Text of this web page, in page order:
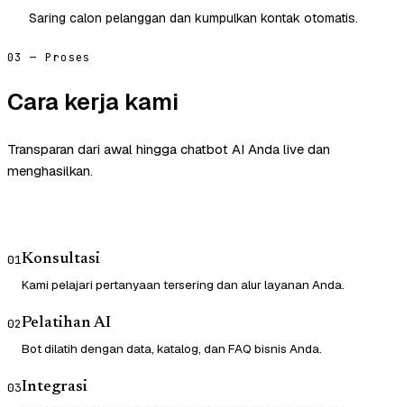
Saring calon pelanggan dan kumpulkan kontak otomatis.
03 — Proses
Cara kerja kami
Transparan dari awal hingga chatbot AI Anda live dan
menghasilkan.
01Konsultasi
Kami pelajari pertanyaan tersering dan alur layanan Anda.
02Pelatihan AI
Bot dilatih dengan data, katalog, dan FAQ bisnis Anda.
03Integrasi